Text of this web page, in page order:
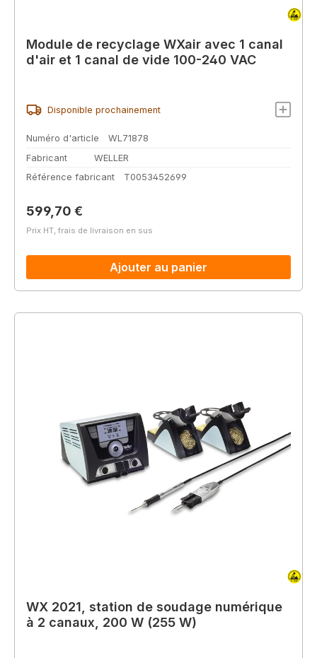
Module de recyclage WXair avec 1 canal
d'air et 1 canal de vide 100-240 VAC
Disponible prochainement
Numéro d'article
WL71878
Fabricant
WELLER
Référence fabricant
T0053452699
Prix régulier :
599,70 €
Prix HT, frais de livraison en sus
Ajouter au panier
WX 2021, station de soudage numérique
à 2 canaux, 200 W (255 W)